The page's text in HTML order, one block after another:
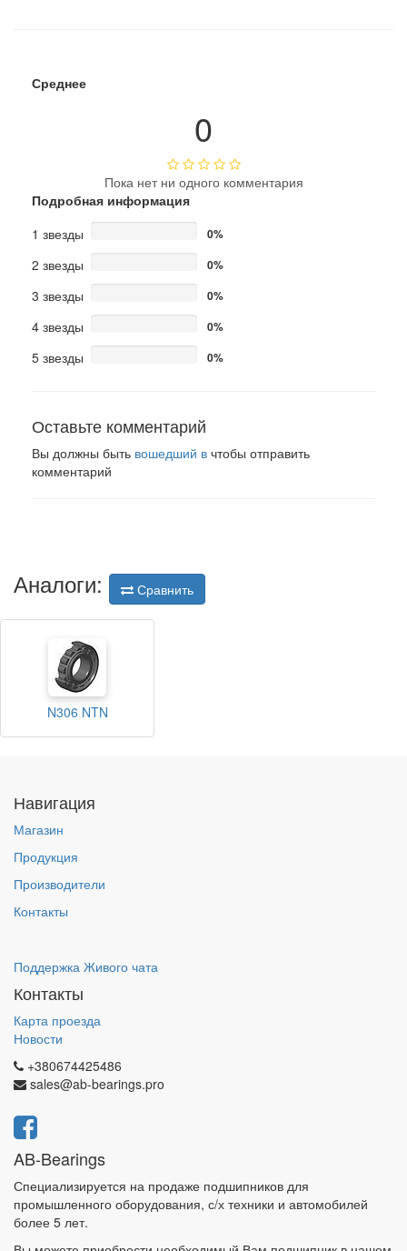
Среднее
0
Пока нет ни одного комментария
Подробная информация
1 звезды
0%
2 звезды 0%
3 звезды 0%
4 звезды 0%
5 звезды 0%
Оставьте комментарий
Вы должны быть вошедший в чтобы отправить
комментарий
Аналоги: Сравнить
N306 NTN
Навигация
Магазин
Продукция
Производители
Контакты
Поддержка Живого чата
Контакты
Карта проезда
Новости
+380674425486
sales@ab-bearings.pro
AB-Bearings
Специализируется на продаже подшипников для
промышленного оборудования, с/х техники и автомобилей
более 5 лет.